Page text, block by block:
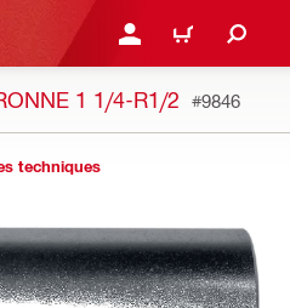
CONNEXION OU
PANIER
1 1/4-R1/2 #9846
techniques